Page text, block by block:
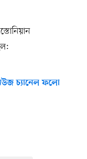
চ্যানেল ফলো